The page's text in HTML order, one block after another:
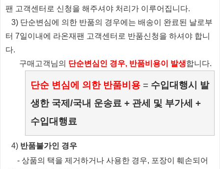
팬 고객센터로 신청을 해주셔야 처리가 이루어집니다.
3) 단순변심에 의한 반품의 경우에는 배송이 완료된 날로부
터 7일이내에 라온재팬 고객센터로 반품신청을 하셔야 합니
다.
​ 구매고객님의 단순변심인 경우, 반품비용이 발생합니다.
단순 변심에 의한 반품비용 = 수입대행시 발
생한 국제/국내 운송료 + 관세 및 부가세 +
수입대행료
​4) 반품불가인 경우
- 상품의 택을 제거하거나 사용한 경우, 포장이 훼손되어